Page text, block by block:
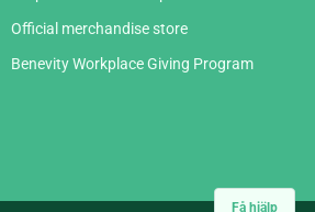
Få hjälp
Official merchandise store
Benevity Workplace Giving Program